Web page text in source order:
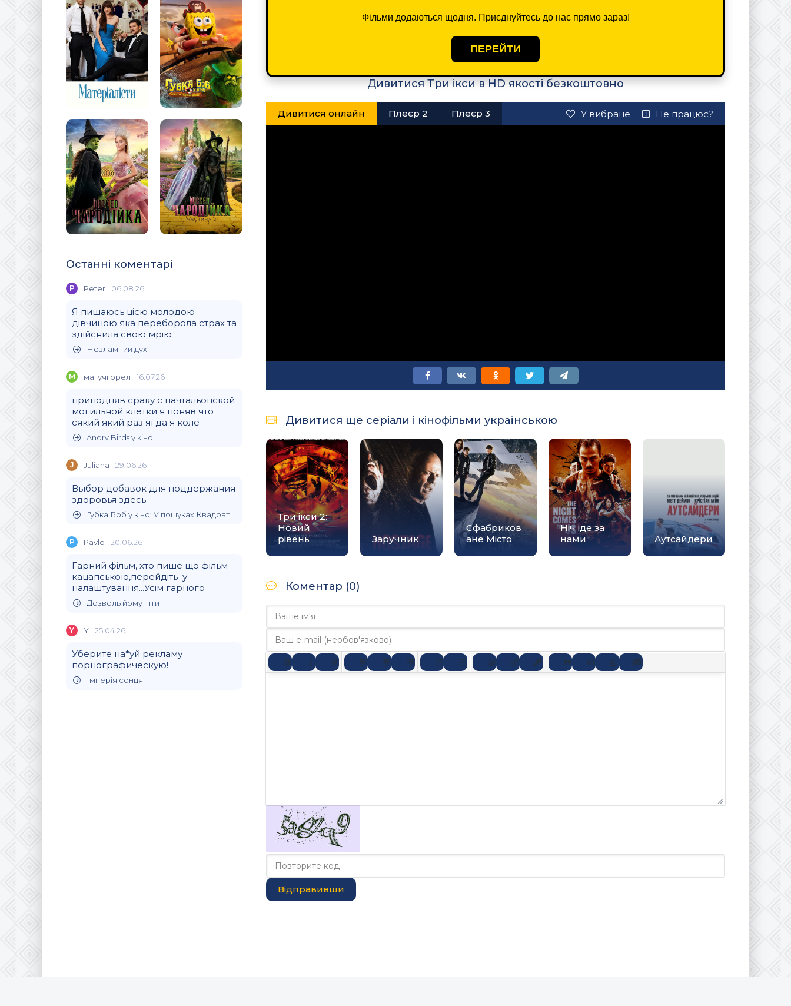
Останні коментарі
P Peter 06.08.26
Я пишаюсь цією молодою
дівчиною яка переборола страх та
здійснила свою мрію
Незламний дух
М магучi орел 16.07.26
приподняв сраку с пачтальонской
могильной клетки я поняв что
сякий який раз ягда я коле
Angry Birds у кіно
J Juliana 29.06.26
Выбор добавок для поддержания
здоровья здесь.
Губка Боб у кіно: У пошуках Квадратних Штанів
P Pavlo 20.06.26
Гарний фільм, хто пише що фільм
кацапською,перейдіть у
налаштування...Усім гарного
Дозволь йому піти
Y Y 25.04.26
Уберите на*уй рекламу
порнографическую!
Імперія сонця
Фільми додаються щодня. Приєднуйтесь до нас прямо зараз!
ПЕРЕЙТИ
Дивитися Три ікси в HD якості безкоштовно
Дивитися онлайн Плеєр 2 Плеєр 3 У вибране Не працює?
Дивитися ще серіали і кінофільми українською
Три ікси 2:
Новий
рівень
Заручник
Сфабриков
ане Місто
Ніч іде за
нами
Аутсайдери
Коментар (0)
Відправивши